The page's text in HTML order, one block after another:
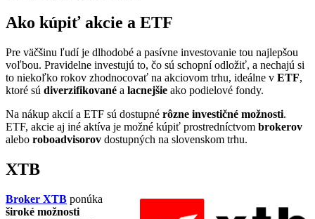
Ako kúpiť akcie a ETF
Pre väčšinu ľudí je dlhodobé a pasívne investovanie tou najlepšou
voľbou. Pravidelne investujú to, čo sú schopní odložiť, a nechajú si
to niekoľko rokov zhodnocovať na akciovom trhu, ideálne v ETF,
ktoré sú diverzifikované a lacnejšie ako podielové fondy.
Na nákup akcií a ETF sú dostupné rôzne investičné možnosti.
ETF, akcie aj iné aktíva je možné kúpiť prostredníctvom brokerov
alebo roboadvisorov dostupných na slovenskom trhu.
XTB
Broker XTB ponúka
široké možnosti